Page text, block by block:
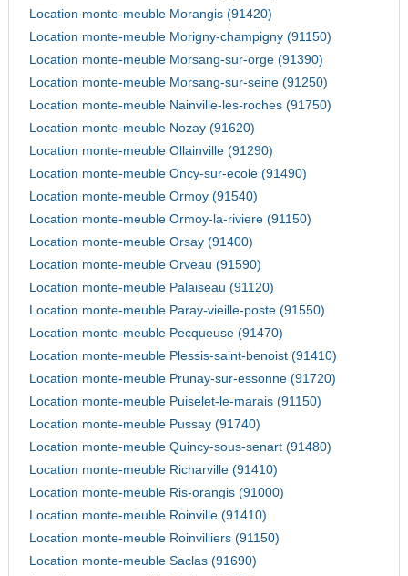
Location monte-meuble Morangis (91420)
Location monte-meuble Morigny-champigny (91150)
Location monte-meuble Morsang-sur-orge (91390)
Location monte-meuble Morsang-sur-seine (91250)
Location monte-meuble Nainville-les-roches (91750)
Location monte-meuble Nozay (91620)
Location monte-meuble Ollainville (91290)
Location monte-meuble Oncy-sur-ecole (91490)
Location monte-meuble Ormoy (91540)
Location monte-meuble Ormoy-la-riviere (91150)
Location monte-meuble Orsay (91400)
Location monte-meuble Orveau (91590)
Location monte-meuble Palaiseau (91120)
Location monte-meuble Paray-vieille-poste (91550)
Location monte-meuble Pecqueuse (91470)
Location monte-meuble Plessis-saint-benoist (91410)
Location monte-meuble Prunay-sur-essonne (91720)
Location monte-meuble Puiselet-le-marais (91150)
Location monte-meuble Pussay (91740)
Location monte-meuble Quincy-sous-senart (91480)
Location monte-meuble Richarville (91410)
Location monte-meuble Ris-orangis (91000)
Location monte-meuble Roinville (91410)
Location monte-meuble Roinvilliers (91150)
Location monte-meuble Saclas (91690)